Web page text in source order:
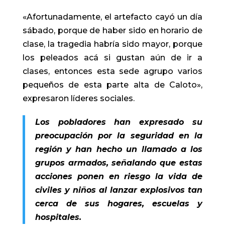
«Afortunadamente, el artefacto cayó un día
sábado, porque de haber sido en horario de
clase, la tragedia habría sido mayor, porque
los peleados acá si gustan aún de ir a
clases, entonces esta sede agrupo varios
pequeños de esta parte alta de Caloto»,
expresaron líderes sociales.
Los pobladores han expresado su
preocupación por la seguridad en la
región y han hecho un llamado a los
grupos armados, señalando que estas
acciones ponen en riesgo la vida de
civiles y niños al lanzar explosivos tan
cerca de sus hogares, escuelas y
hospitales.